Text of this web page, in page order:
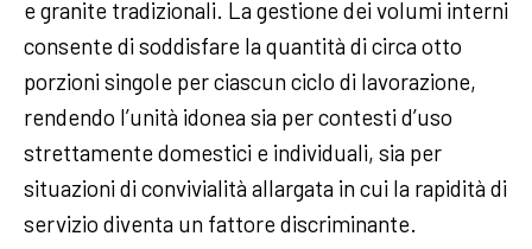
e granite tradizionali. La gestione dei volumi interni
consente di soddisfare la quantità di circa otto
porzioni singole per ciascun ciclo di lavorazione,
rendendo l’unità idonea sia per contesti d’uso
strettamente domestici e individuali, sia per
situazioni di convivialità allargata in cui la rapidità di
servizio diventa un fattore discriminante.